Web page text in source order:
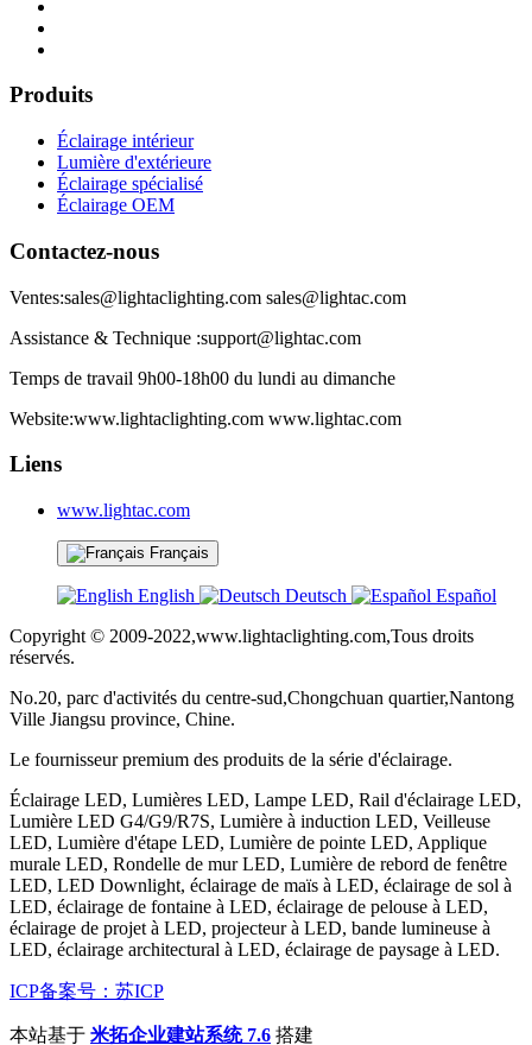
Produits
Éclairage intérieur
Lumière d'extérieure
Éclairage spécialisé
Éclairage OEM
Contactez-nous
Ventes:sales@lightaclighting.com sales@lightac.com
Assistance & Technique :support@lightac.com
Temps de travail 9h00-18h00 du lundi au dimanche
Website:www.lightaclighting.com www.lightac.com
Liens
www.lightac.com
Français
English Deutsch
Español
Copyright © 2009-2022,www.lightaclighting.com,Tous droits
réservés.
No.20, parc d'activités du centre-sud,Chongchuan quartier,Nantong
Ville Jiangsu province, Chine.
Le fournisseur premium des produits de la série d'éclairage.
Éclairage LED, Lumières LED, Lampe LED, Rail d'éclairage LED,
Lumière LED G4/G9/R7S, Lumière à induction LED, Veilleuse
LED, Lumière d'étape LED, Lumière de pointe LED, Applique
murale LED, Rondelle de mur LED, Lumière de rebord de fenêtre
LED, LED Downlight, éclairage de maïs à LED, éclairage de sol à
LED, éclairage de fontaine à LED, éclairage de pelouse à LED,
éclairage de projet à LED, projecteur à LED, bande lumineuse à
LED, éclairage architectural à LED, éclairage de paysage à LED.
ICP备案号：苏ICP
本站基于 米拓企业建站系统 7.6 搭建